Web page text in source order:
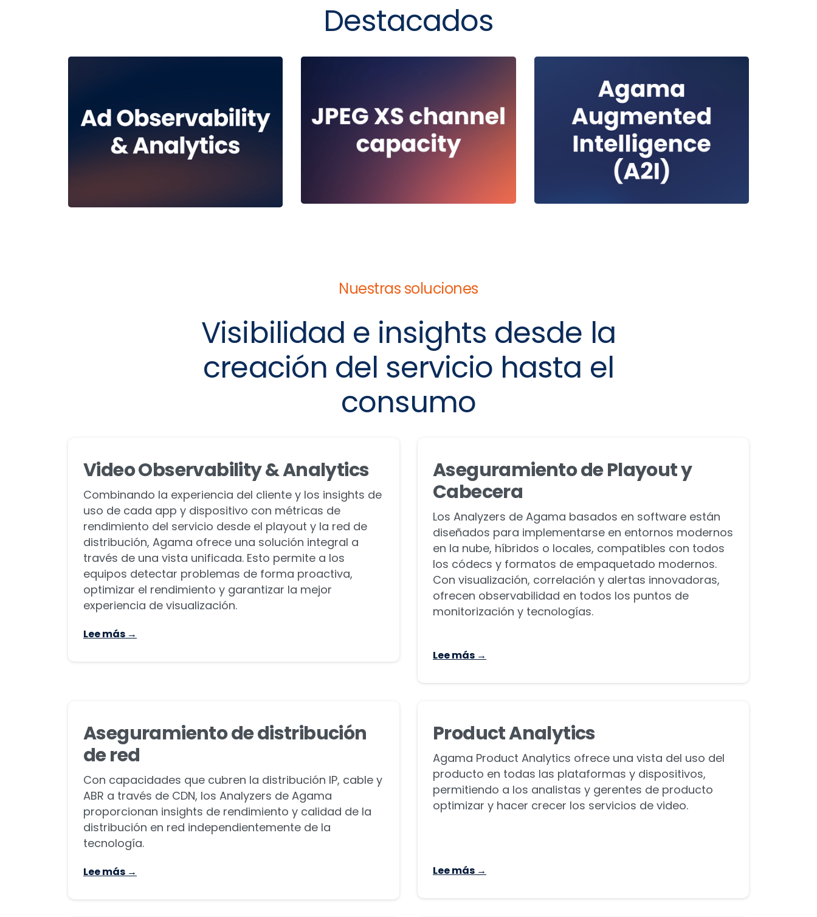
Destacados
Nuestras soluciones
Visibilidad e insights desde la
creación del servicio hasta el
consumo
Video Observability & Analytics
Combinando la experiencia del cliente y los insights de
uso de cada app y dispositivo con métricas de
rendimiento del servicio desde el playout y la red de
distribución, Agama ofrece una solución integral a
través de una vista unificada. Esto permite a los
equipos detectar problemas de forma proactiva,
optimizar el rendimiento y garantizar la mejor
experiencia de visualización.
Lee más →
Aseguramiento de Playout y
Cabecera
Los Analyzers de Agama basados en software están
diseñados para implementarse en entornos modernos
en la nube, híbridos o locales, compatibles con todos
los códecs y formatos de empaquetado modernos.
Con visualización, correlación y alertas innovadoras,
ofrecen observabilidad en todos los puntos de
monitorización y tecnologías.
Lee más →
Aseguramiento de distribución
de red
Con capacidades que cubren la distribución IP, cable y
ABR a través de CDN, los Analyzers de Agama
proporcionan insights de rendimiento y calidad de la
distribución en red independientemente de la
tecnología.
Lee más →
Product Analytics
Agama Product Analytics ofrece una vista del uso del
producto en todas las plataformas y dispositivos,
permitiendo a los analistas y gerentes de producto
optimizar y hacer crecer los servicios de video.
Lee más →